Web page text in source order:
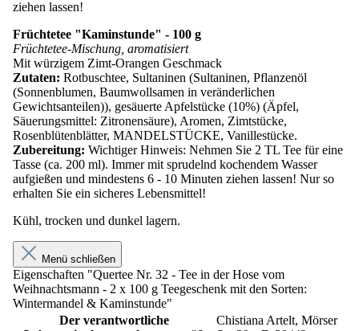
ziehen lassen!
Früchtetee "Kaminstunde" - 100 g
Früchtetee-Mischung, aromatisiert
Mit würzigem Zimt-Orangen Geschmack
Zutaten: Rotbuschtee, Sultaninen (Sultaninen, Pflanzenöl
(Sonnenblumen, Baumwollsamen in veränderlichen
Gewichtsanteilen)), gesäuerte Apfelstücke (10%) (Äpfel,
Säuerungsmittel: Zitronensäure), Aromen, Zimtstücke,
Rosenblütenblätter, MANDELSTÜCKE, Vanillestücke.
Zubereitung: Wichtiger Hinweis: Nehmen Sie 2 TL Tee für eine
Tasse (ca. 200 ml). Immer mit sprudelnd kochendem Wasser
aufgießen und mindestens 6 - 10 Minuten ziehen lassen! Nur so
erhalten Sie ein sicheres Lebensmittel!
Kühl, trocken und dunkel lagern.
Menü schließen
Eigenschaften "Quertee Nr. 32 - Tee in der Hose vom
Weihnachtsmann - 2 x 100 g Teegeschenk mit den Sorten:
Wintermandel & Kaminstunde"
Der verantwortliche
Chistiana Artelt, Mörser